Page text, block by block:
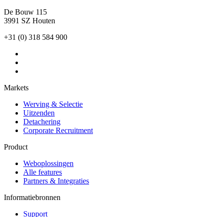
De Bouw 115
3991 SZ Houten
+31 (0) 318 584 900
Markets
Werving & Selectie
Uitzenden
Detachering
Corporate Recruitment
Product
Weboplossingen
Alle features
Partners & Integraties
Informatiebronnen
Support